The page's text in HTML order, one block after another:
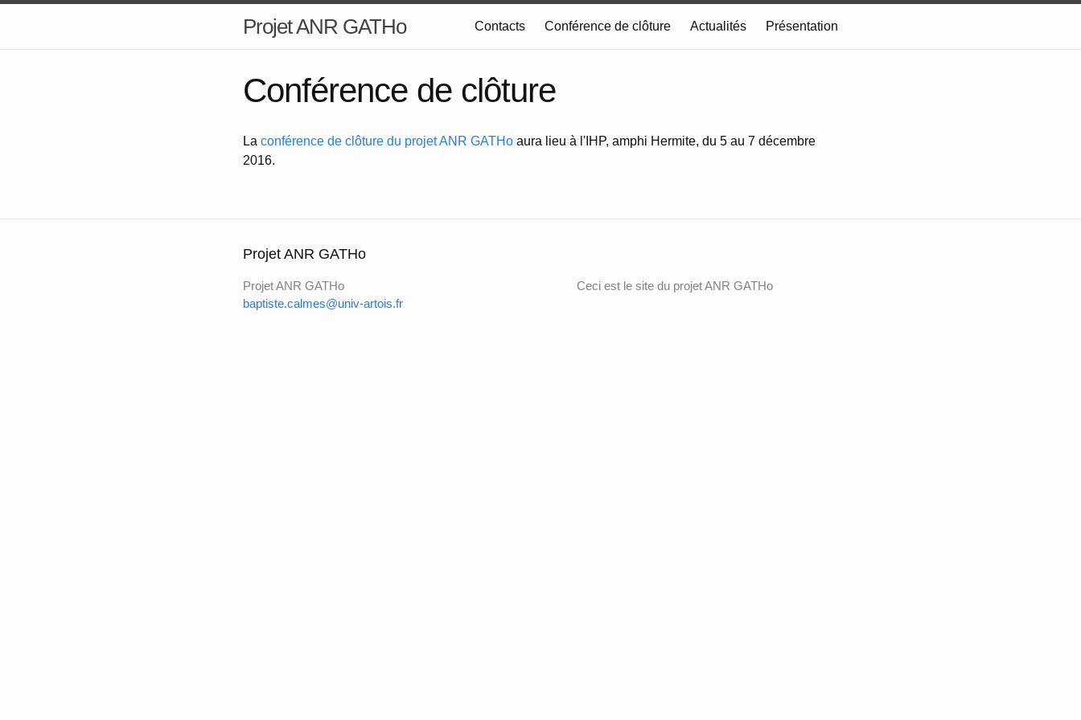
Projet ANR GATHo Contacts Conférence de clôture Actualités Présentation
Conférence de clôture
La conférence de clôture du projet ANR GATHo aura lieu à l'IHP, amphi Hermite, du 5 au 7 décembre
2016.
Projet ANR GATHo
Projet ANR GATHo
baptiste.calmes@univ-artois.fr
Ceci est le site du projet ANR GATHo